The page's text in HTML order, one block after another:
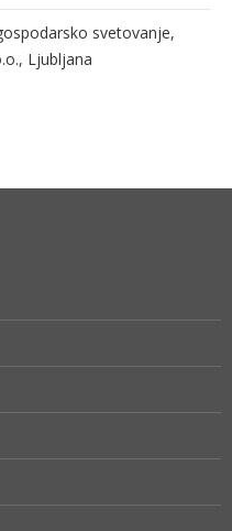
svetovanje,
Ljubljana